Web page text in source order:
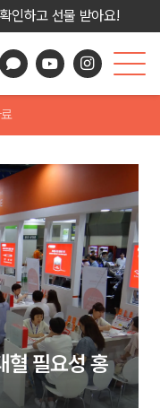
인하고 선물 받아요!
혈 필요성 홍